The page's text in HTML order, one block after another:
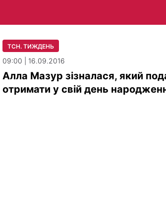
ТСН. ТИЖДЕНЬ
09:00 | 16.09.2016
Алла Мазур зізналася, який
отримати у свій день